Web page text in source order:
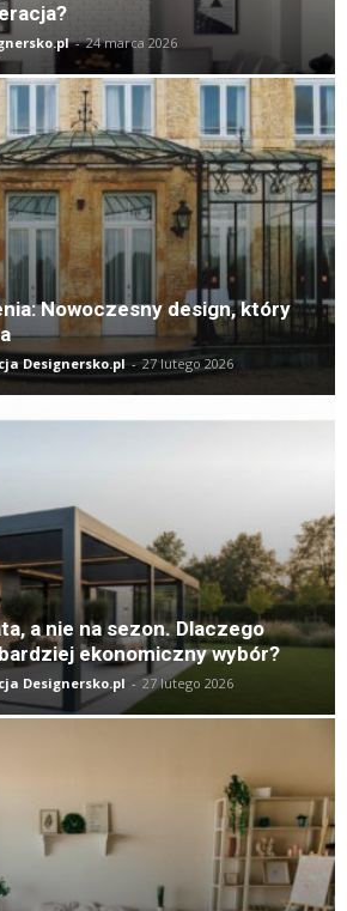
- 24 marca 2026
Nowoczesny design, który
Designersko.pl - 27 lutego 2026
a nie na sezon. Dlaczego
ekonomiczny wybór?
Designersko.pl - 27 lutego 2026